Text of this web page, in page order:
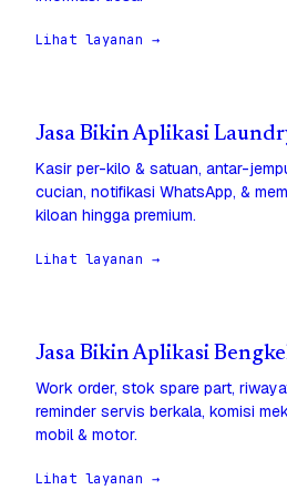
Lihat layanan →
Jasa Bikin Aplikasi
Kasir per-kilo & satuan, antar-
cucian, notifikasi WhatsApp, &
kiloan hingga premium.
Lihat layanan →
Jasa Bikin Aplikasi
Work order, stok spare part,
reminder servis berkala, komisi
mobil & motor.
Lihat layanan →